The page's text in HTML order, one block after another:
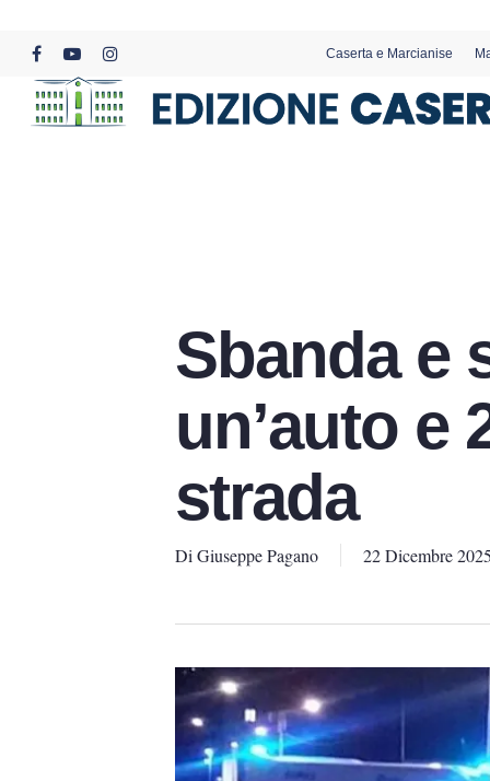
content
facebookyoutubeinstagram
Caserta e Marcianise
Sbanda e
un’auto e
strada
Di Giuseppe Pagano 22 Dicembre